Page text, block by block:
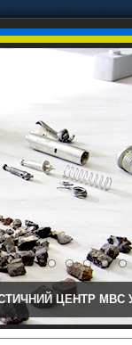
ЦЕНТР МВС